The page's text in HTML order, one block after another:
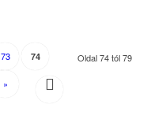
Oldal 74 tól 79
73 74
»